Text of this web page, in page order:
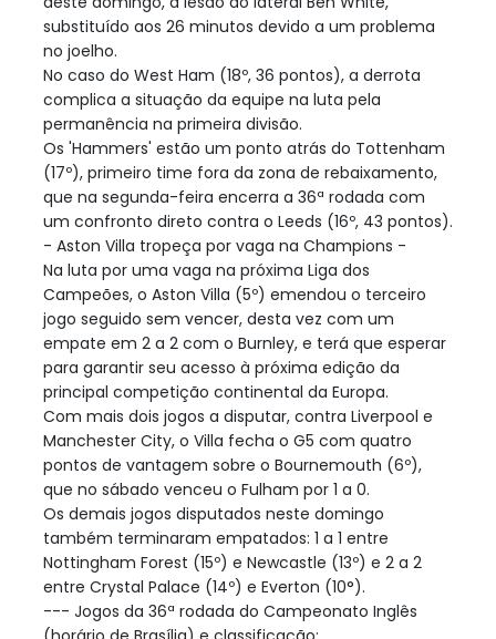
substituído aos 26 minutos devido a um problema
no joelho.
No caso do West Ham (18º, 36 pontos), a derrota
complica a situação da equipe na luta pela
permanência na primeira divisão.
Os 'Hammers' estão um ponto atrás do Tottenham
(17º), primeiro time fora da zona de rebaixamento,
que na segunda-feira encerra a 36ª rodada com
um confronto direto contra o Leeds (16º, 43 pontos).
- Aston Villa tropeça por vaga na Champions -
Na luta por uma vaga na próxima Liga dos
Campeões, o Aston Villa (5º) emendou o terceiro
jogo seguido sem vencer, desta vez com um
empate em 2 a 2 com o Burnley, e terá que esperar
para garantir seu acesso à próxima edição da
principal competição continental da Europa.
Com mais dois jogos a disputar, contra Liverpool e
Manchester City, o Villa fecha o G5 com quatro
pontos de vantagem sobre o Bournemouth (6º),
que no sábado venceu o Fulham por 1 a 0.
Os demais jogos disputados neste domingo
também terminaram empatados: 1 a 1 entre
Nottingham Forest (15º) e Newcastle (13º) e 2 a 2
entre Crystal Palace (14º) e Everton (10°).
--- Jogos da 36ª rodada do Campeonato Inglês